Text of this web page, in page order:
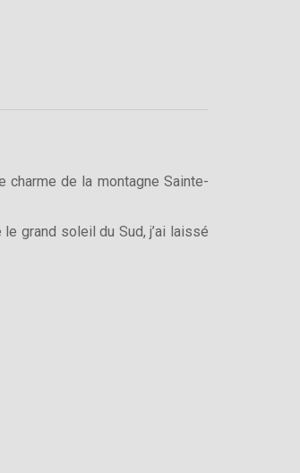
de la montagne Sainte-
grand soleil du Sud, j’ai laissé